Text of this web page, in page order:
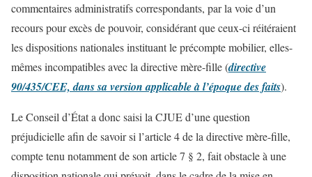
commentaires administratifs correspondants, par la voie d’un
recours pour excès de pouvoir, considérant que ceux-ci réitéraient
les dispositions nationales instituant le précompte mobilier, elles-
mêmes incompatibles avec la directive mère-fille (directive
90/435/CEE, dans sa version applicable à l’époque des faits).
Le Conseil d’État a donc saisi la CJUE d’une question
préjudicielle afin de savoir si l’article 4 de la directive mère-fille,
compte tenu notamment de son article 7 § 2, fait obstacle à une